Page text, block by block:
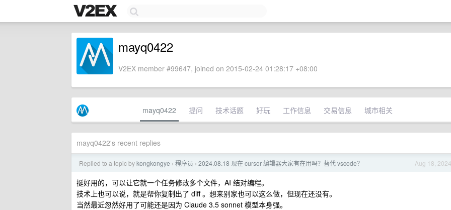
mayq0422
V2EX member #99647, joined on 2015-02-24 01:28:17 +08:00
mayq0422 提问 技术话题 好玩 工作信息 交易信息 城市相关
mayq0422's recent replies
Aug 18, 2024
Replied to a topic bykongkongye › 程序员 › 2024.08.18 现在 cursor 编辑器大家有在用吗？替代 vscode？
挺好用的，可以让它就一个任务修改多个文件，AI 结对编程。
技术上也可以说，就是帮你复制出了 diff 。想来别家也可以这么做，但现在还没有。
当然最近忽然好用了可能还是因为 Claude 3.5 sonnet 模型本身强。